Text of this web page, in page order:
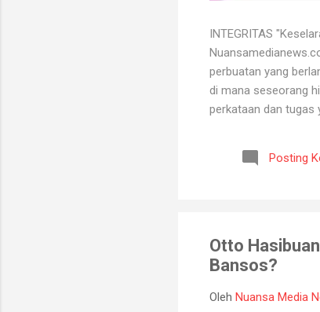
INTEGRITAS
perbuatan yang
di mana seseorang
perkataan dan tugas
lutut merelakan
bersih atau baik.
Posting
Otto
Bansos?
Oleh Nuansa Media